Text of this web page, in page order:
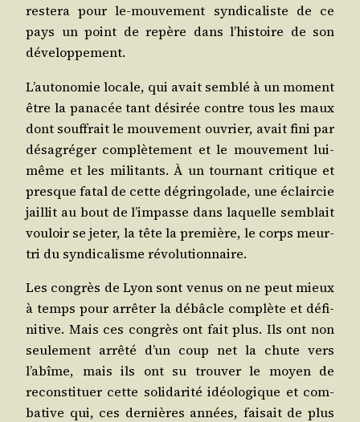
res­te­ra pour le-mou­ve­ment syn­di­ca­liste de ce
pays un point de repère dans l’histoire de son
développement.
L’autonomie locale, qui avait sem­blé à un moment
être la pana­cée tant dési­rée contre tous les maux
dont souf­frait le mou­ve­ment ouvrier, avait fini par
désa­gré­ger com­plè­te­ment et le mou­ve­ment lui-
même et les mili­tants. À un tour­nant cri­tique et
presque fatal de cette dégrin­go­lade, une éclair­cie
jaillit au bout de l’impasse dans laquelle sem­blait
vou­loir se jeter, la tête la pre­mière, le corps meur­
tri du syn­di­ca­lisme révolutionnaire.
Les congrès de Lyon sont venus on ne peut mieux
à temps pour arrê­ter la débâcle com­plète et défi­
ni­tive. Mais ces congrès ont fait plus. Ils ont non
seule­ment arrê­té d’un coup net la chute vers
l’abîme, mais ils ont su trou­ver le moyen de
recons­ti­tuer cette soli­da­ri­té idéo­lo­gique et com­
ba­tive qui, ces der­nières années, fai­sait de plus